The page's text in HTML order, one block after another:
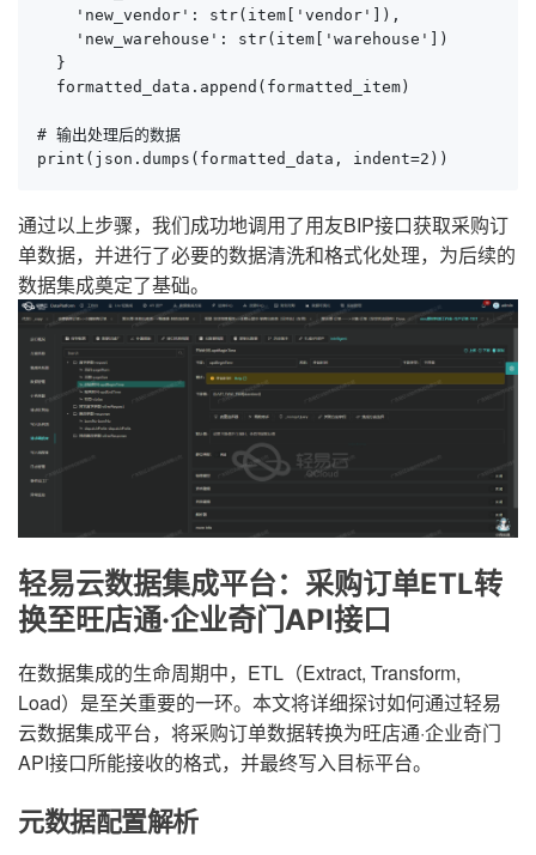
    'new_vendor': str(item['vendor']),
    'new_warehouse': str(item['warehouse'])
  }
  formatted_data.append(formatted_item)
# 输出处理后的数据
print(json.dumps(formatted_data, indent=2))
通过以上步骤，我们成功地调用了用友BIP接口获取采购订
单数据，并进行了必要的数据清洗和格式化处理，为后续的
数据集成奠定了基础。
轻易云数据集成平台：采购订单ETL转
换至旺店通·企业奇门API接口
在数据集成的生命周期中，ETL（Extract, Transform,
Load）是至关重要的一环。本文将详细探讨如何通过轻易
云数据集成平台，将采购订单数据转换为旺店通·企业奇门
API接口所能接收的格式，并最终写入目标平台。
元数据配置解析